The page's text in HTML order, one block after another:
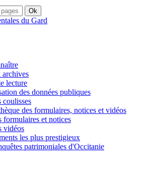
Ok
archives
lecture
des données publiques
coulisses
des formulaires, notices et vidéos
formulaires et notices
vidéos
les plus prestigieux
patrimoniales d'Occitanie